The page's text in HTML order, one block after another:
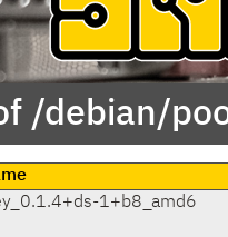
/debian/
1+b8_amd6